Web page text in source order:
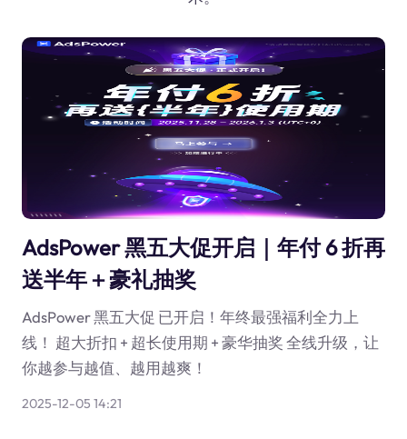
AdsPower 黑五大促开启｜年付 6 折再
送半年＋豪礼抽奖
AdsPower 黑五大促 已开启！年终最强福利全力上
线！ 超大折扣 + 超长使用期 + 豪华抽奖 全线升级，让
你越参与越值、越用越爽！
2025-12-05 14:21